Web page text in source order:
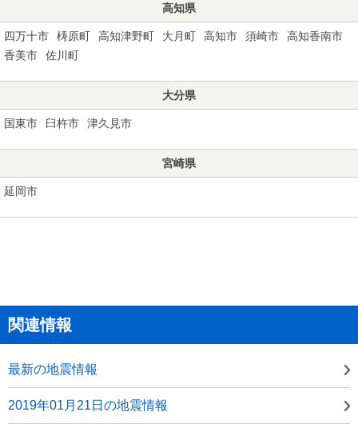
高知県
四万十市 梼原町 高知津野町 大月町 高知市 須崎市
高知香南市
香美市
佐川町
大分県
国東市 臼杵市 津久見市
宮崎県
延岡市
関連情報
最新の地震情報
2019年01月21日の地震情報